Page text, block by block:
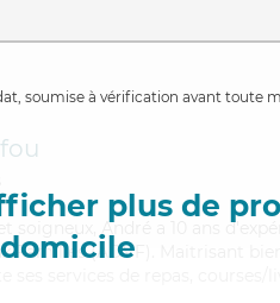
soumise à vérification avant toute
plus de
domicile
soigneux, André a 10 ans
Familles (ADVF). Maitrisant